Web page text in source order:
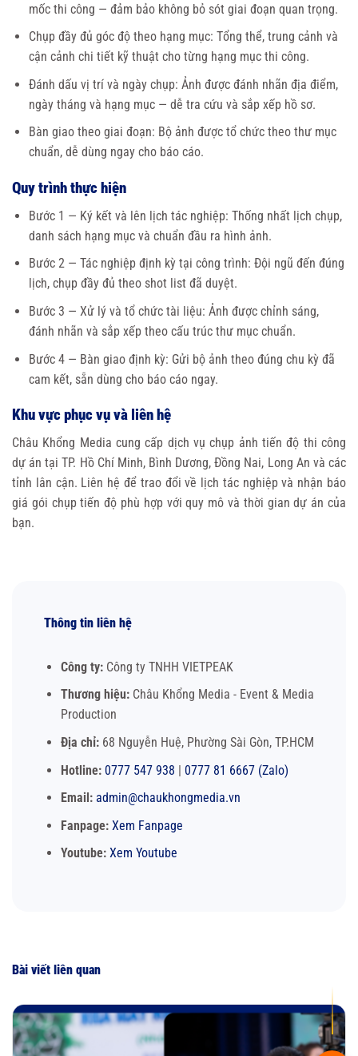
mốc thi công — đảm bảo không bỏ sót giai đoạn quan trọng.
Chụp đầy đủ góc độ theo hạng mục: Tổng thể, trung cảnh và
cận cảnh chi tiết kỹ thuật cho từng hạng mục thi công.
Đánh dấu vị trí và ngày chụp: Ảnh được đánh nhãn địa điểm,
ngày tháng và hạng mục — dễ tra cứu và sắp xếp hồ sơ.
Bàn giao theo giai đoạn: Bộ ảnh được tổ chức theo thư mục
chuẩn, dễ dùng ngay cho báo cáo.
Quy trình thực hiện
Bước 1 — Ký kết và lên lịch tác nghiệp: Thống nhất lịch chụp,
danh sách hạng mục và chuẩn đầu ra hình ảnh.
Bước 2 — Tác nghiệp định kỳ tại công trình: Đội ngũ đến đúng
lịch, chụp đầy đủ theo shot list đã duyệt.
Bước 3 — Xử lý và tổ chức tài liệu: Ảnh được chỉnh sáng,
đánh nhãn và sắp xếp theo cấu trúc thư mục chuẩn.
Bước 4 — Bàn giao định kỳ: Gửi bộ ảnh theo đúng chu kỳ đã
cam kết, sẵn dùng cho báo cáo ngay.
Khu vực phục vụ và liên hệ
Châu Khổng Media cung cấp dịch vụ chụp ảnh tiến độ thi công
dự án tại TP. Hồ Chí Minh, Bình Dương, Đồng Nai, Long An và các
tỉnh lân cận. Liên hệ để trao đổi về lịch tác nghiệp và nhận báo
giá gói chụp tiến độ phù hợp với quy mô và thời gian dự án của
bạn.
Thông tin liên hệ
Công ty:Công ty TNHH VIETPEAK
Thương hiệu:Châu Khổng Media - Event & Media
Production
Địa chỉ:68 Nguyễn Huệ, Phường Sài Gòn, TP.HCM
Hotline: 0777 547 938 | 0777 81 6667 (Zalo)
Email: admin@chaukhongmedia.vn
Fanpage: Xem Fanpage
Youtube: Xem Youtube
Bài viết liên quan